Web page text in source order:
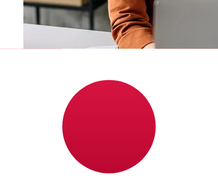
À quelle vitesse un transfert NBC
CAD JPY ?
Les délais de livraison pour les transferts internationaux
avec NBC de Canada à Japon varient selon le mode de
paiement et le moment de la transaction. En général, les